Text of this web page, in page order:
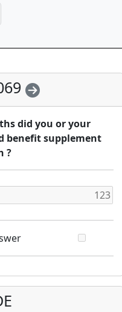
did you or your
benefit supplement
?